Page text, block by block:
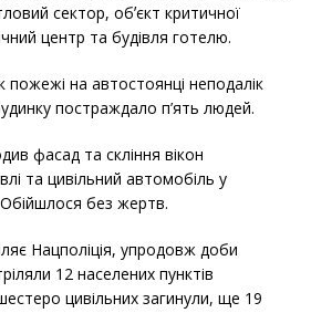
сектор, обʼєкт критичної
центр та будівля готелю.
пожежі на автостоянці неподалік
постраждало п’ять людей.
фасад та скління вікон
та цивільний автомобіль у
без жертв.
Нацполіція, упродовж доби
12 населених пунктів
цивільних загинули, ще 19